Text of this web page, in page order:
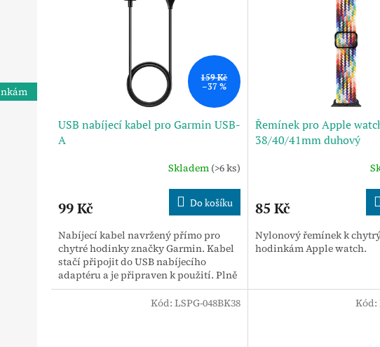
159 Kč
–37 %
USB nabíjecí kabel pro Garmin USB-
A
Skladem (>6 ks)
99 Kč Do košíku
Nabíjecí kabel navržený přímo pro
chytré hodinky značky Garmin. Kabel
stačí připojit do USB nabíjecího
adaptéru a je připraven k použití. Plně
nahradí originální nabíjecí kabel...
Řemínek pro Apple
38/40/41mm duhový
85 Kč
Nylonový řemínek k
hodinkám Apple watch.
Kód: LSPG-048BK38 Kód: